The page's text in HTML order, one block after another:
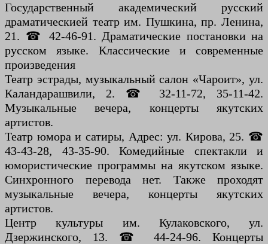
Государственный академический русский
драматическией театр им. Пушкина, пр. Ленина,
21. ☎ 42-46-91. Драматические постановки на
русском языке. Классические и современные
произведения
Театр эстрады, музыкальный салон «Чароит», ул.
Каландарашвили, 2. ☎ 32-11-72, 35-11-42.
Музыкальные вечера, концерты якутских
артистов.
Театр юмора и сатиры, Адрес: ул. Кирова, 25. ☎
43-43-28, 43-35-90. Комедийные спектакли и
юмористические программы на якутском языке.
Синхронного перевода нет. Также проходят
музыкальные вечера, концерты якутских
артистов.
Центр культуры им. Кулаковского, ул.
Дзержинского, 13. ☎ 44-24-96. Концерты